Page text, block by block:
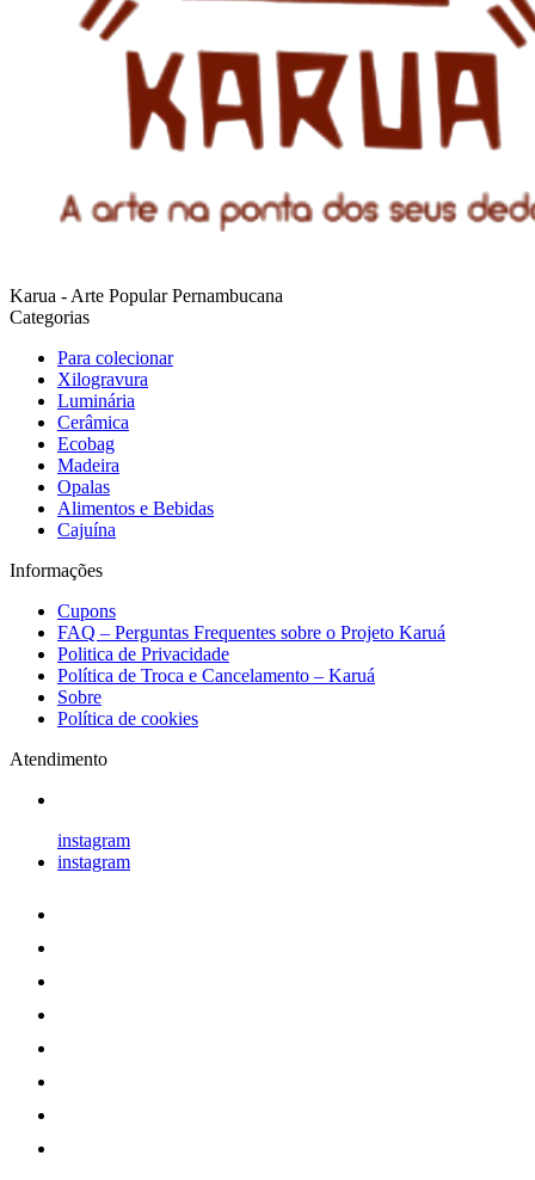
Karua - Arte Popular Pernambucana
Categorias
Para colecionar
Xilogravura
Luminária
Cerâmica
Ecobag
Madeira
Opalas
Alimentos e Bebidas
Cajuína
Informações
Cupons
FAQ – Perguntas Frequentes sobre o Projeto Karuá
Politica de Privacidade
Política de Troca e Cancelamento – Karuá
Sobre
Política de cookies
Atendimento
instagram
instagram